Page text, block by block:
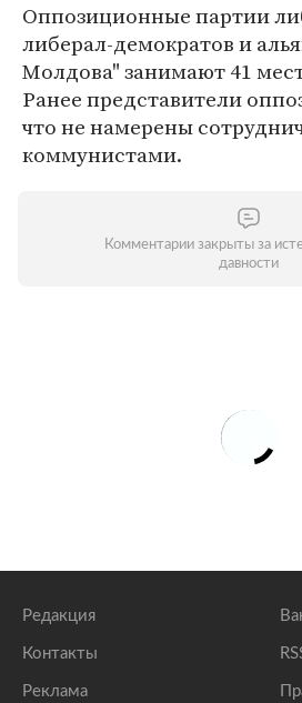
Оппозиционные партии
либерал-демократов и
Молдова" занимают 41
Ранее представители
что не намерены
коммунистами.
Комментарии закрыты за
давности
Редакция
Контакты
Реклама